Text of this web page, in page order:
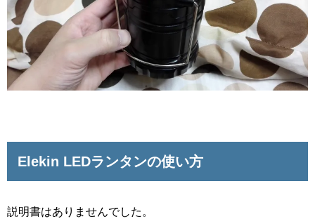
Elekin LEDランタンの使い方
説明書はありませんでした。